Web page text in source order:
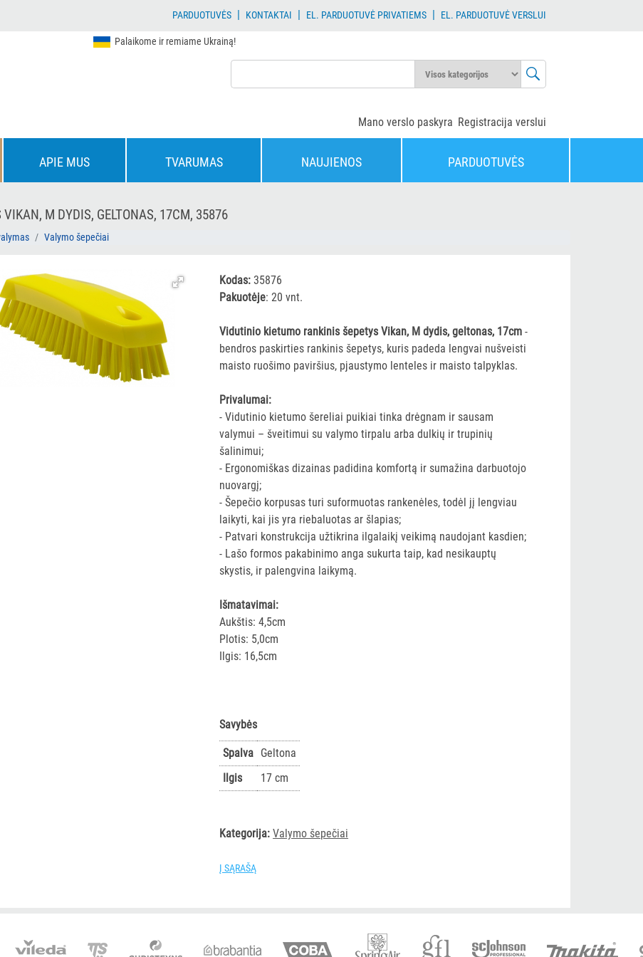
PARDUOTUVĖS| KONTAKTAI | EL. PARDUOTUVĖ PRIVATIEMS| EL. PARDUOTUVĖ VERSLUI
Palaikome ir remiame Ukrainą!
Registracija verslui
Mano verslo paskyra
APIE MUS TVARUMAS NAUJIENOS PARDUOTUVĖS
M DYDIS, GELTONAS, 17CM, 35876
Valymo šepečiai
Kodas: 35876
Pakuotėje: 20 vnt.
Vidutinio kietumo rankinis šepetys Vikan, M dydis, geltonas, 17cm -
bendros paskirties rankinis šepetys, kuris padeda lengvai nušveisti
maisto ruošimo paviršius, pjaustymo lenteles ir maisto talpyklas.
Privalumai:
- Vidutinio kietumo šereliai puikiai tinka drėgnam ir sausam
valymui – šveitimui su valymo tirpalu arba dulkių ir trupinių
šalinimui;
- Ergonomiškas dizainas padidina komfortą ir sumažina darbuotojo
nuovargį;
- Šepečio korpusas turi suformuotas rankenėles, todėl jį lengviau
laikyti, kai jis yra riebaluotas ar šlapias;
- Patvari konstrukcija užtikrina ilgalaikį veikimą naudojant kasdien;
- Lašo formos pakabinimo anga sukurta taip, kad nesikauptų
skystis, ir palengvina laikymą.
Išmatavimai:
Aukštis: 4,5cm
Plotis: 5,0cm
Ilgis: 16,5cm
Savybės
Spalva Geltona
Ilgis
17 cm
Kategorija: Valymo šepečiai
Į SĄRAŠĄ